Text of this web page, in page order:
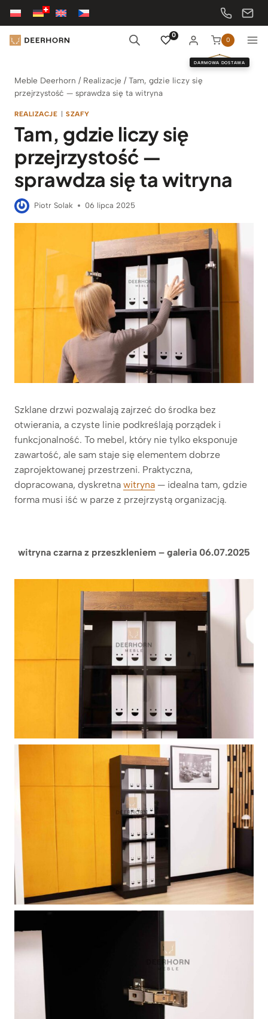
Przejdź
treści
0
0
DARMOWA DOSTAWA
Meble Deerhorn / Realizacje /Tam, gdzie liczy się
przejrzystość — sprawdza się ta witryna
REALIZACJE | SZAFY
Tam, gdzie liczy się
przejrzystość —
sprawdza się ta witryna
Piotr Solak 06 lipca 2025
Szklane drzwi pozwalają zajrzeć do środka bez
otwierania, a czyste linie podkreślają porządek i
funkcjonalność. To mebel, który nie tylko eksponuje
zawartość, ale sam staje się elementem dobrze
zaprojektowanej przestrzeni. Praktyczna,
dopracowana, dyskretna witryna — idealna tam, gdzie
forma musi iść w parze z przejrzystą organizacją.
witryna czarna z przeszkleniem – galeria 06.07.2025